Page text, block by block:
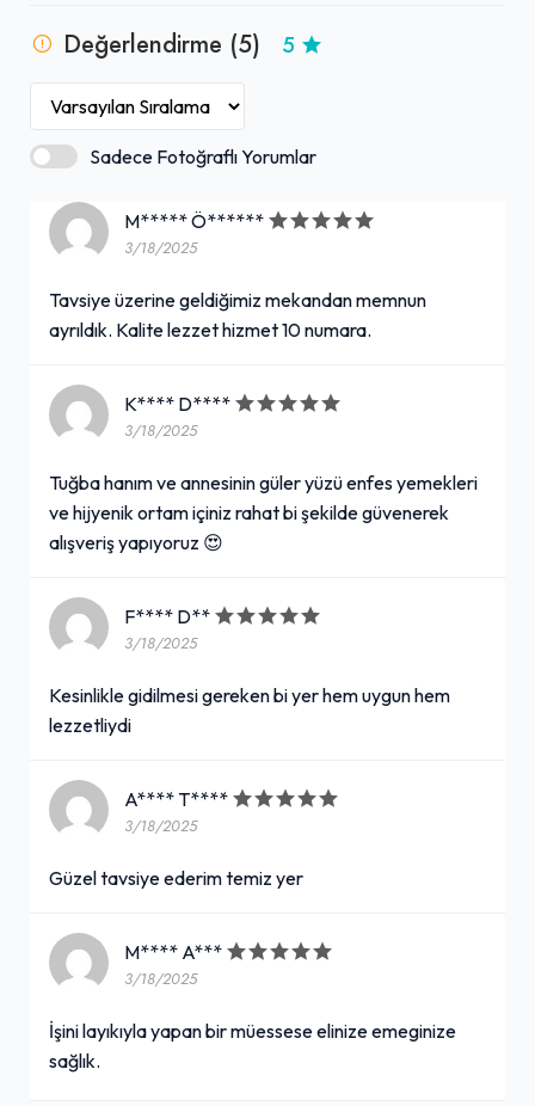
Değerlendirme (5) 5
Sadece Fotoğraflı Yorumlar
M***** Ö******
3/18/2025
Tavsiye üzerine geldiğimiz mekandan memnun
ayrıldık. Kalite lezzet hizmet 10 numara.
K**** D****
3/18/2025
Tuğba hanım ve annesinin güler yüzü enfes yemekleri
ve hijyenik ortam içiniz rahat bi şekilde güvenerek
alışveriş yapıyoruz 😍
F**** D**
3/18/2025
Kesinlikle gidilmesi gereken bi yer hem uygun hem
lezzetliydi
A**** T****
3/18/2025
Güzel tavsiye ederim temiz yer
M**** A***
3/18/2025
İşini layıkıyla yapan bir müessese elinize emeginize
sağlık.